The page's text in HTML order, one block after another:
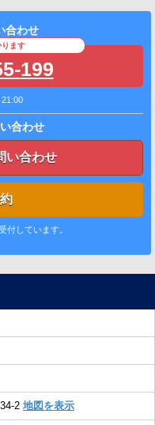
合わせ
ります
199
合わせ
い合わせ
付しています。
2 地図を表示